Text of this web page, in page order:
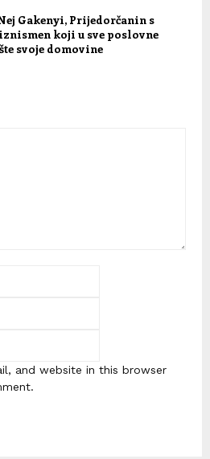
Gakenyi, Prijedorčanin s
koji u sve poslovne
svoje domovine
and website in this browser